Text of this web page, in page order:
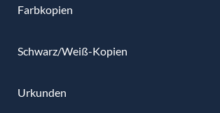
Farbkopien
Schwarz/Weiß-Kopien
Urkunden